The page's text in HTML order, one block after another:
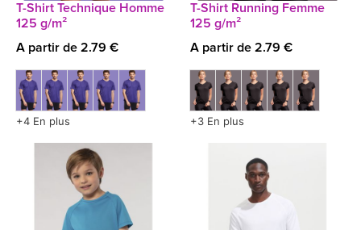
T-Shirt Technique Homme
125 g/m²
A partir de 2.79 €
+4 En plus
T-Shirt Running Femme
125 g/m²
A partir de 2.79 €
+3 En plus